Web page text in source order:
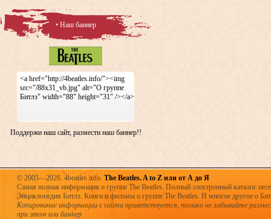
• Наш баннер
<a href="http://4beatles.info/"><img
src="/88x31_vb.jpg" alt="О группе
Битлз" width="88" height="31" /></a>
Поддержи наш сайт, размести наш баннер!!
© 2005—2026. 4beatles.info. The Beatles. A to Z или от А до Я
Самая полная информация о группе The Beatles. Полный электронный каталог
Энциклопедия Битлз. Книги и фильмы о группе The Beatles. И многое другое о
Копирование информации с сайта приветствуется, только не забывайте
при этом или баннер